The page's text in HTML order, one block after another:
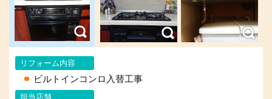
リフォーム内容
ビルトインコンロ入替工事
担当店舗